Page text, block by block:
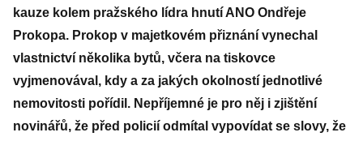
kauze kolem pražského lídra hnutí ANO Ondřeje
Prokopa. Prokop v majetkovém přiznání vynechal
vlastnictví několika bytů, včera na tiskovce
vyjmenovával, kdy a za jakých okolností jednotlivé
nemovitosti pořídil. Nepříjemné je pro něj i zjištění
novinářů, že před policií odmítal vypovídat se slovy, že